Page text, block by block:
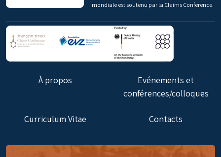
mondiale est soutenu par la Claims Conference.
À propos
Evénements et
conférences/colloques
Curriculum Vitae Contacts